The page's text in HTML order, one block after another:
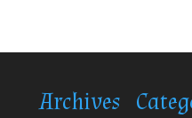
Archives